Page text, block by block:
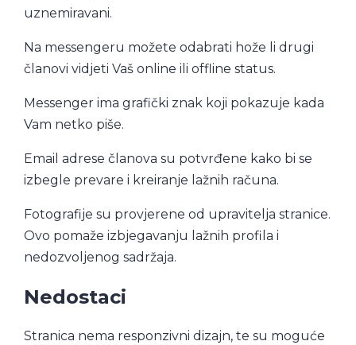
uznemiravani.
Na messengeru možete odabrati hože li drugi
članovi vidjeti Vaš online ili offline status.
Messenger ima grafički znak koji pokazuje kada
Vam netko piše.
Email adrese članova su potvrđene kako bi se
izbegle prevare i kreiranje lažnih računa.
Fotografije su provjerene od upravitelja stranice.
Ovo pomaže izbjegavanju lažnih profila i
nedozvoljenog sadržaja.
Nedostaci
Stranica nema responzivni dizajn, te su moguće